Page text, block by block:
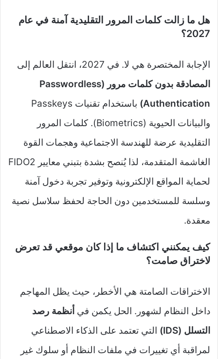
هل ما زالت كلمات المرور التقليدية آمنة في عام
2027؟
الإجابة المختصرة هي لا. في 2027، انتقل العالم إلى
المصادقة بدون كلمات مرور (Passwordless
Authentication)
باستخدام تقنيات Passkeys
والبيانات الحيوية (Biometrics). كلمات المرور
التقليدية عرضة للهندسة الاجتماعية وهجمات القوة
الغاشمة المتقدمة، لذا يُنصح بشدة بتبني معايير FIDO2
لحماية المواقع الإلكترونية وتوفير تجربة دخول آمنة
وسلسة للمستخدمين دون الحاجة لحفظ سلاسل نصية
معقدة.
كيف يمكنني اكتشاف ما إذا كان موقعي قد تعرض
لاختراق صامت؟
الاختراقات الصامتة هي الأخطر، حيث يظل المهاجم
داخل النظام لشهور. الحل يكمن في أنظمة رصد
التسلل (IDS)
التي تعتمد على الذكاء الاصطناعي
لمراقبة أي تغييرات في ملفات النظام أو سلوك غير